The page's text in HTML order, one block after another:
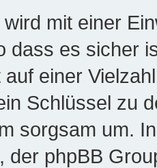
mit einer
dass es sicher
einer
Schlüssel zu
sorgsam um.
der phpBB